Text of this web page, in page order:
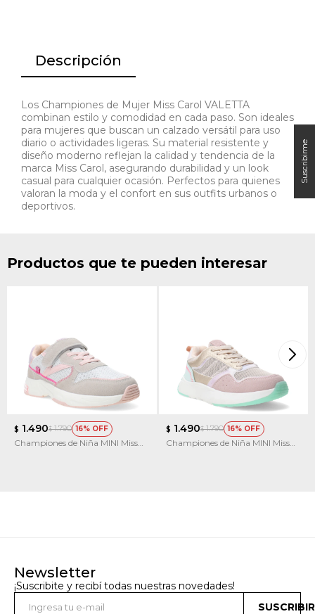
Descripción
Los Championes de Mujer Miss Carol VALETTA
combinan estilo y comodidad en cada paso. Son ideales
para mujeres que buscan un calzado versátil para uso
diario o actividades ligeras. Su material resistente y
diseño moderno reflejan la calidad y tendencia de la
marca Miss Carol, asegurando durabilidad y un look
casual para cualquier ocasión. Perfectos para quienes
valoran la moda y el confort en sus outfits urbanos o
deportivos.
Productos que te pueden interesar
$ 1.490$ 1.790 16
Championes de Niña MINI Miss
$ 1.490$ 1.790 16
Championes de Niña MINI Miss
Newsletter
¡Suscribite y recibí todas nuestras novedades!